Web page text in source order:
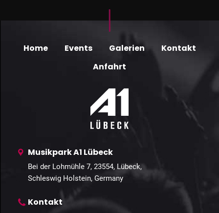
Home Events Galerien
Kontakt
Anfahrt
Musikpark A1 Lübeck
Bei der Lohmühle 7, 23554, Lübeck,
Schleswig Holstein, Germany
Kontakt